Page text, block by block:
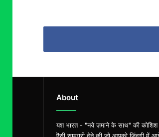
About
यश भारत - "नये ज़माने के साथ" की